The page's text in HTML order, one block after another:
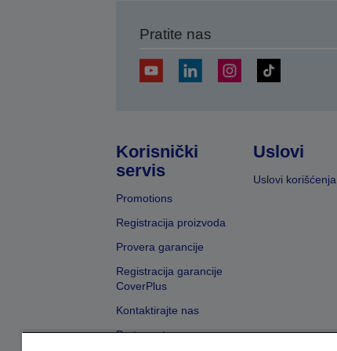
Pratite nas
Korisnički
servis
Promotions
Registracija proizvoda
Provera garancije
Registracija garancije
CoverPlus
Kontaktirajte nas
Pretraga trgovaca
Uslovi
Uslovi korišćenja